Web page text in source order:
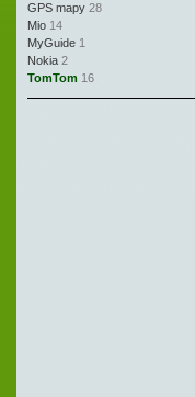
GPS mapy 28
Mio 14
MyGuide 1
Nokia 2
TomTom 16